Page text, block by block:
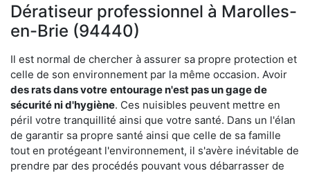
Dératiseur professionnel à Marolles-
en-Brie (94440)
Il est normal de chercher à assurer sa propre protection et
celle de son environnement par la même occasion. Avoir
des rats dans votre entourage n'est pas un gage de
sécurité ni d'hygiène. Ces nuisibles peuvent mettre en
péril votre tranquillité ainsi que votre santé. Dans un l'élan
de garantir sa propre santé ainsi que celle de sa famille
tout en protégeant l'environnement, il s'avère inévitable de
prendre par des procédés pouvant vous débarrasser de